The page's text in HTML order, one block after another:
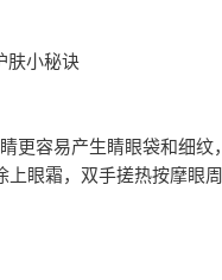
肤小秘诀
更容易产生睛眼袋和细纹
眼霜，双手搓热按摩眼